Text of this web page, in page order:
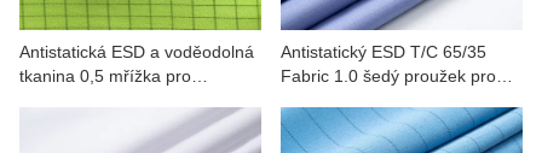
Antistatická ESD a voděodolná
tkanina 0,5 mřížka pro
Antistatický ESD T/C 65/35
Fabric 1.0 šedý proužek pro